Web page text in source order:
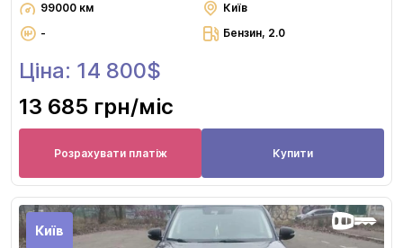
99000 км
Київ
-
Бензин, 2.0
Ціна: 14 800$
13 685 грн/міс
Розрахувати платіж Купити
Київ